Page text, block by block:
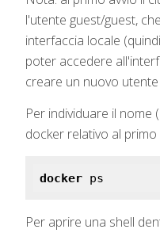
l'utente guest/guest,
interfaccia locale
poter accedere
creare un nuovo
Per individuare il
docker relativo al primo
docker ps
Per aprire una shell